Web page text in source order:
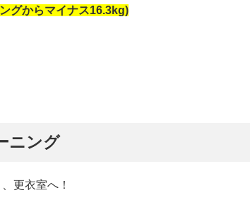
グからマイナス16.3kg)
ニング
更衣室へ！